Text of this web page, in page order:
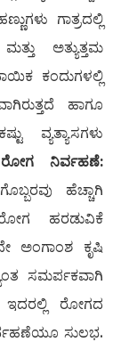
ಗಾತ್ರದಲ್ಲಿ
ಅತ್ಯುತ್ತಮ
ಕಂದುಗಳಲ್ಲಿ
ಹಾಗೂ
ವ್ಯತ್ಯಾಸಗಳು
ರೋಗ ನಿರ್ವಹಣೆ:
ಹೆಚ್ಚಾಗಿ
ರೋಗ ಹರಡುವಿಕೆ
ಅಂಗಾಂಶ ಕೃಷಿ
ಸಮರ್ಪಕವಾಗಿ
ಇದರಲ್ಲಿ ರೋಗದ
ಸುಲಭ.